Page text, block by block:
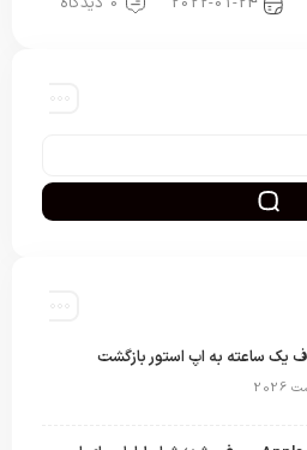
یک ساعته به اپ استور بازگشت